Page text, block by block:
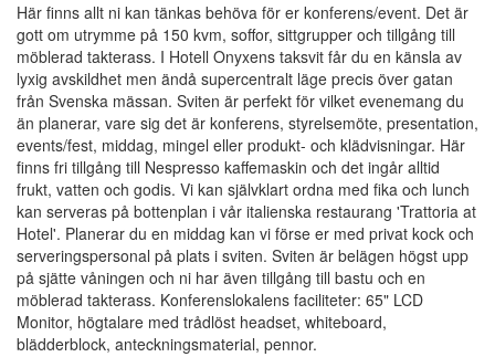
Här finns allt ni kan tänkas behöva för er konferens/event. Det är
gott om utrymme på 150 kvm, soffor, sittgrupper och tillgång till
möblerad takterass. I Hotell Onyxens taksvit får du en känsla av
lyxig avskildhet men ändå supercentralt läge precis över gatan
från Svenska mässan. Sviten är perfekt för vilket evenemang du
än planerar, vare sig det är konferens, styrelsemöte, presentation,
events/fest, middag, mingel eller produkt- och klädvisningar. Här
finns fri tillgång till Nespresso kaffemaskin och det ingår alltid
frukt, vatten och godis. Vi kan självklart ordna med fika och lunch
kan serveras på bottenplan i vår italienska restaurang 'Trattoria at
Hotel'. Planerar du en middag kan vi förse er med privat kock och
serveringspersonal på plats i sviten. Sviten är belägen högst upp
på sjätte våningen och ni har även tillgång till bastu och en
möblerad takterass. Konferenslokalens faciliteter: 65" LCD
Monitor, högtalare med trådlöst headset, whiteboard,
blädderblock, anteckningsmaterial, pennor.